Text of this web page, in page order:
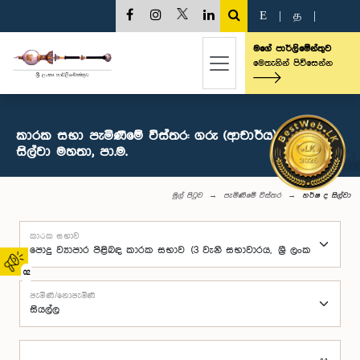
02
E த
මගේ පාර්ලිමේන්තුව
මෙතැනින් පිවිසෙන්න
කාරක සභා පැමිණීමේ විස්තර: ගරු (ආචාර්ය) හර්ෂ ද
සිල්වා මහතා, පා.ම.
මුල් පිටුව පැමිණීමේ විස්තර හර්ෂ ද සිල්වා
කාරක සභාව
පැමිණි/නොපැමිණි